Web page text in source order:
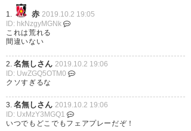
うん。さすがにブーイングはな
いわと思った…。
https://t.co/heuZGuO9G7
— ゆり (Again86Yellow)
10月 2
1. 赤 2019.10.2 19:05
ID: hkNzgyMGNk
これは荒れる
間違いない
2. 名無しさん 2019.10.2 19:06
ID: UwZGQ5OTM0
クソすぎるな
3. 名無しさん 2019.10.2 19:06
ID: UxMzY3MGQ1
いつでもどこでもフェアプレーだぞ！